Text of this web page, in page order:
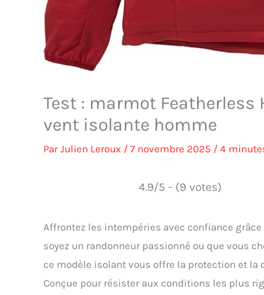
Test : marmot Featherless
vent isolante homme
ParJulien Leroux / 7 novembre 2025 / 4
4.9/5 - (9 votes)
Affrontez les intempéries avec confiance
soyez un randonneur passionné ou que vous
ce modèle isolant vous offre la protection et la
Conçue pour résister aux conditions les plus